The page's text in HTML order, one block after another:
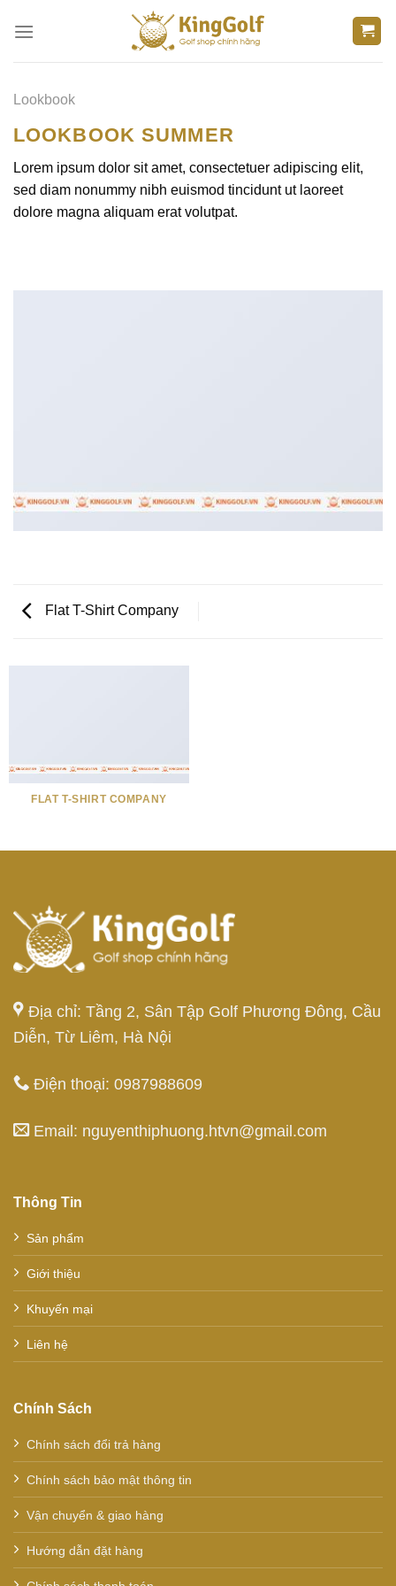
qua
Lookbook
LOOKBOOK SUMMER
Lorem ipsum dolor sit amet, consectetuer adipiscing elit,
sed diam nonummy nibh euismod tincidunt ut laoreet
dolore magna aliquam erat volutpat.
Flat T-Shirt Company
FLAT T-SHIRT COMPANY
Địa chỉ: Tầng 2, Sân Tập Golf Phương Đông, Cầu
Diễn, Từ Liêm, Hà Nội
Điện thoại: 0987988609
Email: nguyenthiphuong.htvn@gmail.com
Thông Tin
Sản phẩm
Giới thiệu
Khuyến mại
Liên hệ
Chính Sách
Chính sách đổi trả hàng
Chính sách bảo mật thông tin
Vận chuyển & giao hàng
Hướng dẫn đặt hàng